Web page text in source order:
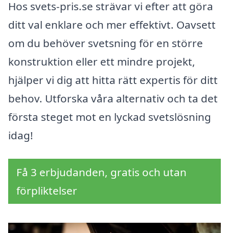
Hos svets-pris.se strävar vi efter att göra
ditt val enklare och mer effektivt. Oavsett
om du behöver svetsning för en större
konstruktion eller ett mindre projekt,
hjälper vi dig att hitta rätt expertis för ditt
behov. Utforska våra alternativ och ta det
första steget mot en lyckad svetslösning
idag!
Få 3 erbjudanden, gratis och utan
förpliktelser